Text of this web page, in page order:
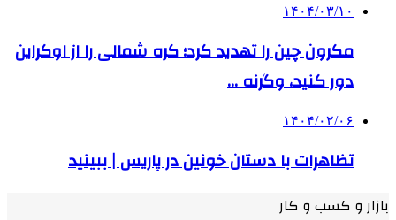
۱۴۰۴/۰۳/۱۰
مکرون چین را تهدید کرد؛ کره شمالی را از اوکراین
دور کنید، وگرنه …
۱۴۰۴/۰۲/۰۶
تظاهرات با دستان خونین در پاریس | ببینید
بازار و کسب و کار